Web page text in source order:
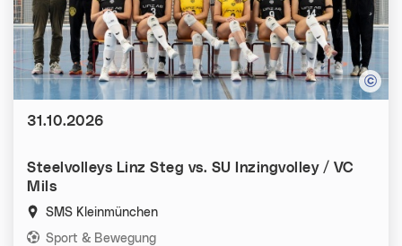
Steelvolleys Linz Steg vs. SU Inzingvolley / VC
Mils
SMS Kleinmünchen
Kategorien:
Sport & Bewegung
Datum:
31.10.2026